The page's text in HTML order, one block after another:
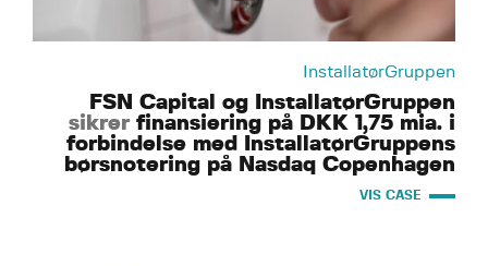
InstallatørGruppen
FSN Capital og InstallatørGruppen
sikrerfinansiering på DKK 1,75 mia. i
forbindelse med InstallatørGruppens
børsnotering på Nasdaq Copenhagen
VIS CASE